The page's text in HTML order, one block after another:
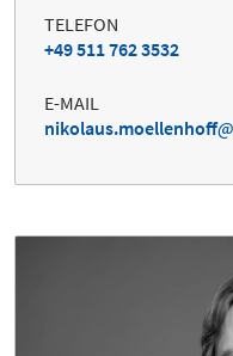
TELEFON
+49 511 762 3532
E-MAIL
nikolaus.moellenhoff